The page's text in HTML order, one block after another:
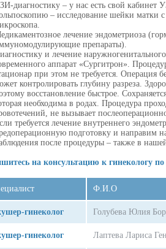
диагностику – у нас есть свой кабинет
– исследование шейки матки
лечение эндометриоза
препараты).
и лечение
аппарат «Сургитрон».
при этом не требуется. Операция
контролировать глубину разреза.
восстановление быстрое.
необходима в родах. Процедура
не вызывает
требуется лечение внутреннего
подготовку и направим
после процедуры – также в
на консультацию к гинекологу
Ф.И.О
гинеколог Голубева Юлия
гинеколог Лаптева Лариса